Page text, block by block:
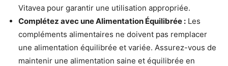
Vitavea pour garantir une utilisation appropriée.
Complétez avec une Alimentation Équilibrée : Les
compléments alimentaires ne doivent pas remplacer
une alimentation équilibrée et variée. Assurez-vous de
maintenir une alimentation saine et équilibrée en